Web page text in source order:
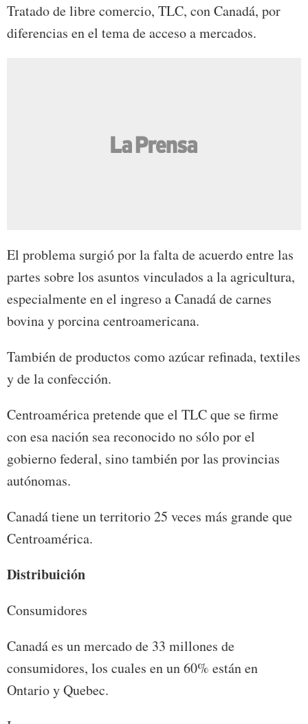
Tratado de libre comercio, TLC, con Canadá, por
diferencias en el tema de acceso a mercados.
El problema surgió por la falta de acuerdo entre las
partes sobre los asuntos vinculados a la agricultura,
especialmente en el ingreso a Canadá de carnes
bovina y porcina centroamericana.
También de productos como azúcar refinada, textiles
y de la confección.
Centroamérica pretende que el TLC que se firme
con esa nación sea reconocido no sólo por el
gobierno federal, sino también por las provincias
autónomas.
Canadá tiene un territorio 25 veces más grande que
Centroamérica.
Distribuición
Consumidores
Canadá es un mercado de 33 millones de
consumidores, los cuales en un 60% están en
Ontario y Quebec.